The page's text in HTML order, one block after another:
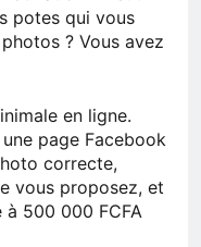
potes qui vous
? Vous avez
en ligne.
page Facebook
correcte,
vous proposez, et
à 500 000 FCFA